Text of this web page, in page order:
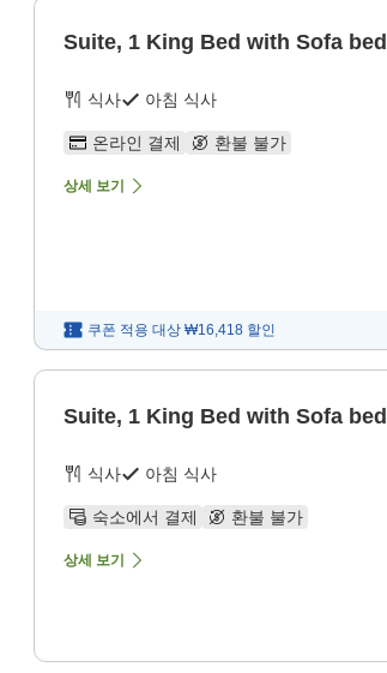
Suite, 1 King Bed with Sofa
식사 아침 식사
온라인 결제 환불 불가
상세 보기
쿠폰 적용 대상 ₩16,418 할인
Suite, 1 King Bed with Sofa
식사 아침 식사
숙소에서 결제 환불 불가
상세 보기